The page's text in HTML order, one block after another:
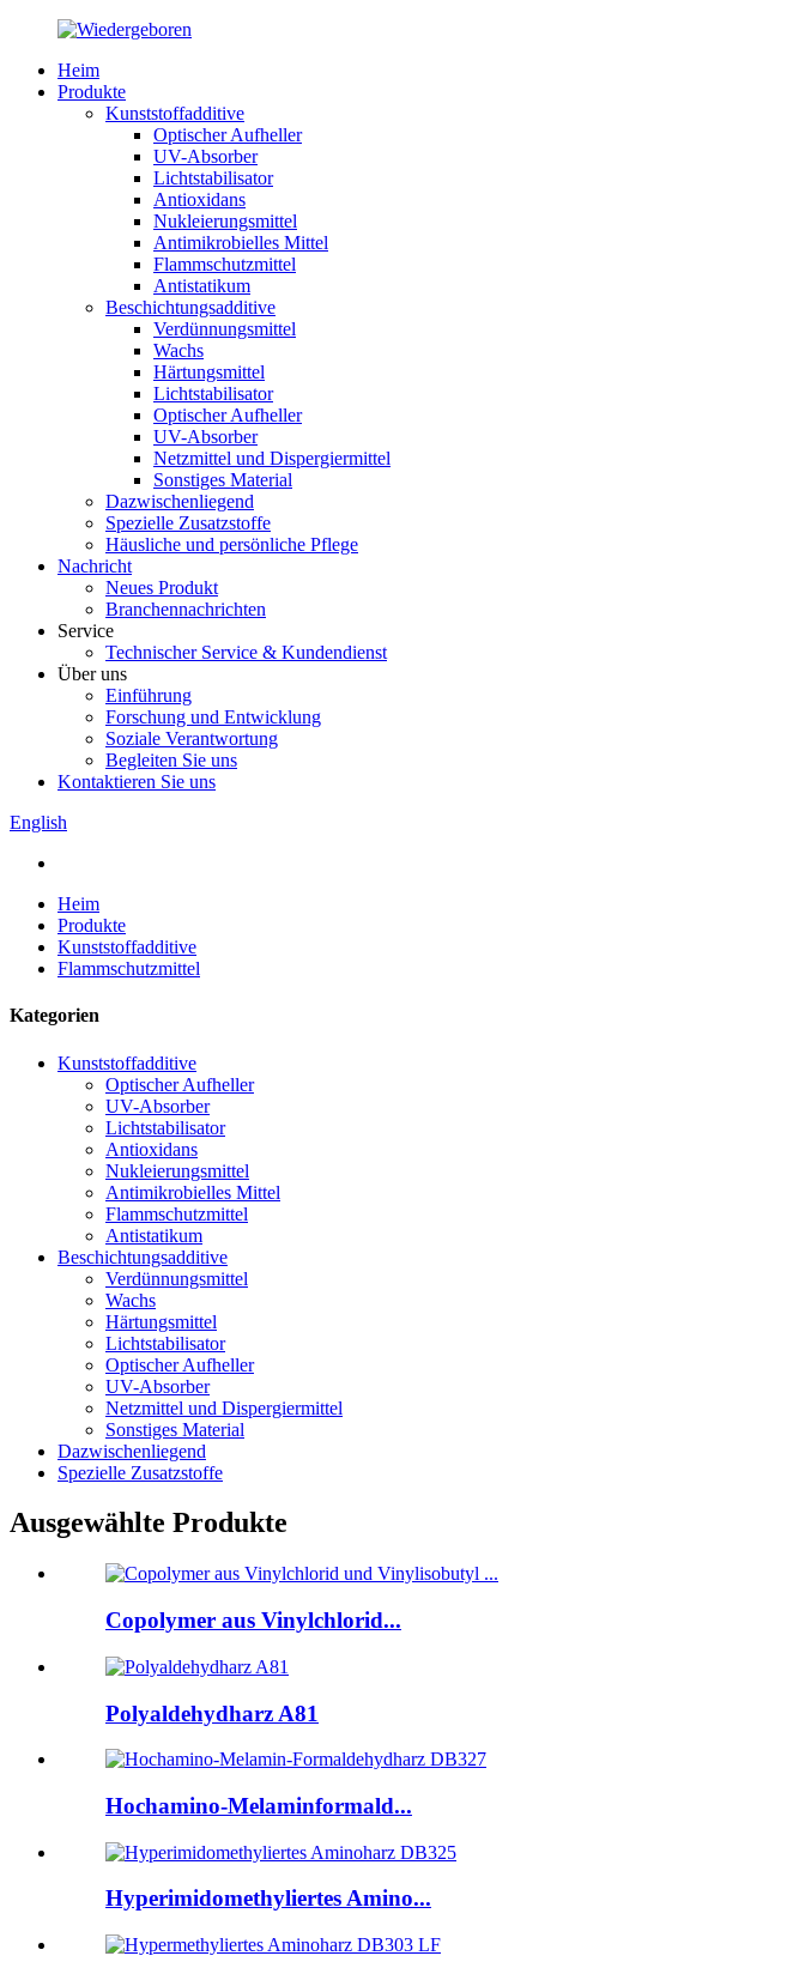
Heim
Produkte
Kunststoffadditive
Optischer Aufheller
UV-Absorber
Lichtstabilisator
Antioxidans
Nukleierungsmittel
Antimikrobielles Mittel
Flammschutzmittel
Antistatikum
Beschichtungsadditive
Verdünnungsmittel
Wachs
Härtungsmittel
Lichtstabilisator
Optischer Aufheller
UV-Absorber
Netzmittel und Dispergiermittel
Sonstiges Material
Dazwischenliegend
Spezielle Zusatzstoffe
Häusliche und persönliche Pflege
Nachricht
Neues Produkt
Branchennachrichten
Service
Technischer Service & Kundendienst
Über uns
Einführung
Forschung und Entwicklung
Soziale Verantwortung
Begleiten Sie uns
Kontaktieren Sie uns
English
Heim
Produkte
Kunststoffadditive
Flammschutzmittel
Kategorien
Kunststoffadditive
Optischer Aufheller
UV-Absorber
Lichtstabilisator
Antioxidans
Nukleierungsmittel
Antimikrobielles Mittel
Flammschutzmittel
Antistatikum
Beschichtungsadditive
Verdünnungsmittel
Wachs
Härtungsmittel
Lichtstabilisator
Optischer Aufheller
UV-Absorber
Netzmittel und Dispergiermittel
Sonstiges Material
Dazwischenliegend
Spezielle Zusatzstoffe
Ausgewählte Produkte
Copolymer aus Vinylchlorid...
Polyaldehydharz A81
Hochamino-Melaminformald...
Hyperimidomethyliertes Amino...